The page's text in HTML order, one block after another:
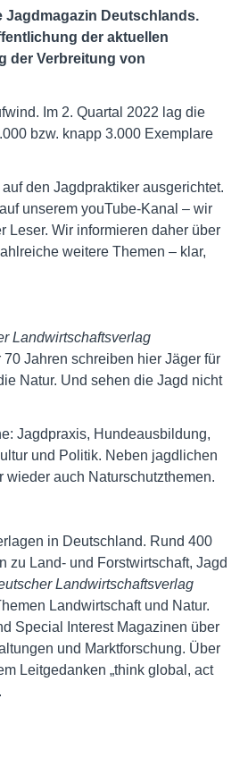
Deutschlands.
der aktuellen
der Verbreitung von
Im 2. Quartal 2022 lag die
bzw. knapp 3.000 Exemplare
den Jagdpraktiker ausgerichtet.
unserem youTube-Kanal – wir
Leser. Wir informieren daher über
weitere Themen – klar,
Landwirtschaftsverlag
Jahren schreiben hier Jäger für
Natur. Und sehen die Jagd nicht
Jagdpraxis, Hundeausbildung,
und Politik. Neben jagdlichen
wieder auch Naturschutzthemen.
in Deutschland. Rund 400
zu Land- und Forstwirtschaft, Jagd
Landwirtschaftsverlag
Landwirtschaft und Natur.
Special Interest Magazinen über
und Marktforschung. Über
Leitgedanken „think global, act